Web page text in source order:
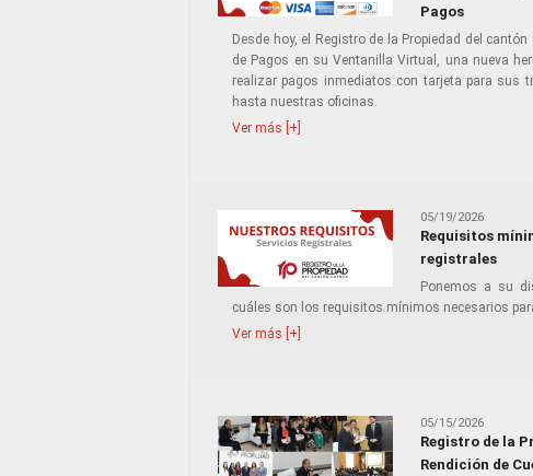
Pagos
Desde hoy, el Registro de la Propiedad del
de Pagos en su Ventanilla Virtual, una nueva
realizar pagos inmediatos con tarjeta para sus
hasta nuestras oficinas.
Ver más [+]
05/19/2026
Requisitos
registrales
Ponemos a su
cuáles son los requisitos mínimos necesarios
Ver más [+]
05/15/2026
Registro de la
Rendición de